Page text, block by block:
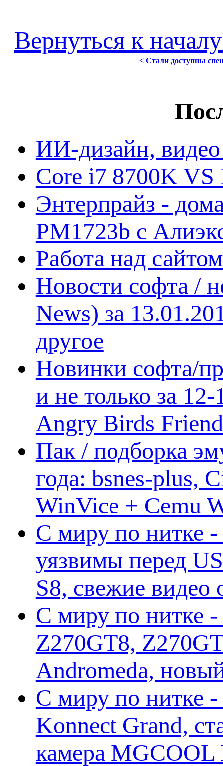
Вернуться к
< Стали доступны
ИИ-дизайн,
Core i7 8700K VS
Энтерпрайз -
PM1723b с
Работа над
Новости софта /
News) за
другое
Новинки софта/
и не только за
Angry Birds
Пак / подборка
года: bsnes-plus,
WinVice + Cemu
С миру по нитке
уязвимы перед
S8, свежие
С миру по нитке -
Z270GT8,
Andromeda,
С миру по нитке -
Konnect Grand,
камера MGCOOL